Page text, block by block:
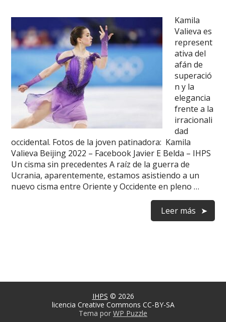
Kamila
Valieva es
represent
ativa del
afán de
superació
n y la
elegancia
frente a la
irracionali
dad
occidental. Fotos de la joven patinadora: Kamila
Valieva Beijing 2022 – Facebook Javier E Belda – IHPS
Un cisma sin precedentes A raíz de la guerra de
Ucrania, aparentemente, estamos asistiendo a un
nuevo cisma entre Oriente y Occidente en pleno …
Leer más
IHPS © 2026
licencia Creative Commons CC-BY-SA
Tema por WP Puzzle